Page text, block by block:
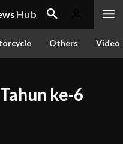
Hub
Others Video
ke-6